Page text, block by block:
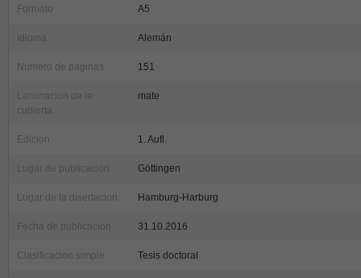
Formato A5
Idioma Alemán
Numero de paginas 151
Laminacion de la
cubierta
mate
Edicion 1. Aufl.
Lugar de publicacion Göttingen
Lugar de la disertacion Hamburg-Harburg
Fecha de publicacion 31.10.2016
Clasificacion simple Tesis doctoral